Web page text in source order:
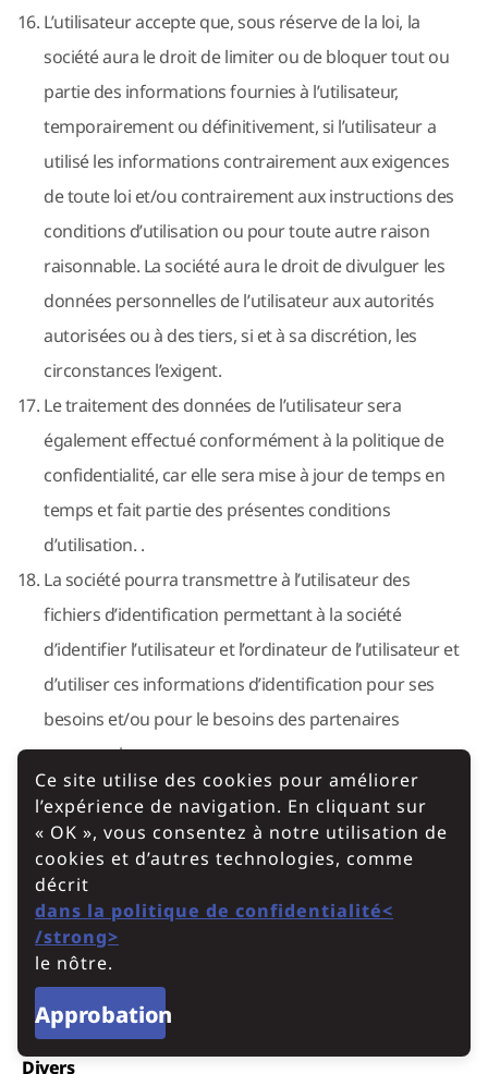
L’utilisateur accepte que, sous réserve de la loi, la
société aura le droit de limiter ou de bloquer tout ou
partie des informations fournies à l’utilisateur,
temporairement ou définitivement, si l’utilisateur a
utilisé les informations contrairement aux exigences
de toute loi et/ou contrairement aux instructions des
conditions d’utilisation ou pour toute autre raison
raisonnable. La société aura le droit de divulguer les
données personnelles de l’utilisateur aux autorités
autorisées ou à des tiers, si et à sa discrétion, les
circonstances l’exigent.
Le traitement des données de l’utilisateur sera
également effectué conformément à la politique de
confidentialité, car elle sera mise à jour de temps en
temps et fait partie des présentes conditions
d’utilisation. .
La société pourra transmettre à l’utilisateur des
fichiers d’identification permettant à la société
d’identifier l’utilisateur et l’ordinateur de l’utilisateur et
d’utiliser ces informations d’identification pour ses
besoins et/ou pour le besoins des partenaires
commerciaux.
Interruption de l’activité du site Web
La société peut cesser d’exploiter le site à tout
moment, soit pour une durée déterminée, soit
définitivement, sans préavis et sans obtenir le
consentement de l’utilisateur.
Divers
Ce site utilise des cookies pour améliorer
l’expérience de navigation. En cliquant sur
« OK », vous consentez à notre utilisation de
cookies et d’autres technologies, comme
décrit
dans la politique de confidentialité<
/strong>
le nôtre.
Approbation